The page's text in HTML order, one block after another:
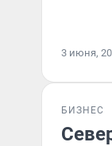
3 июня,
БИЗНЕС